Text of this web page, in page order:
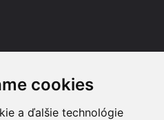
cookies
a ďalšie technológie